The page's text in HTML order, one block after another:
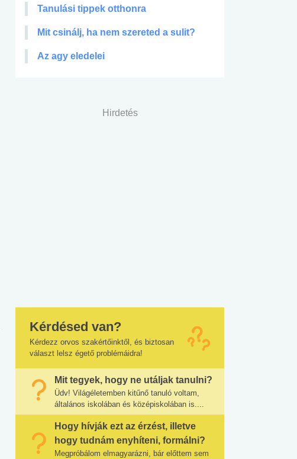
Tanulási tippek otthonra
Mit csinálj, ha nem szereted a sulit?
Az agy eledelei
Hirdetés
Kérdésed van?
Kérdezz orvos szakértőinktől, és biztosan
választ lelsz égető problémáidra!
Mit tegyek, hogy ne utáljak tanulni?
Üdv! Világéletemben kitűnő tanuló voltam,
általános iskolában és középiskolában is....
Hogy hívják ezt az érzést, illetve
hogy tudnám enyhíteni, formálni?
Megpróbálom elmagyarázni, bár előttem sem